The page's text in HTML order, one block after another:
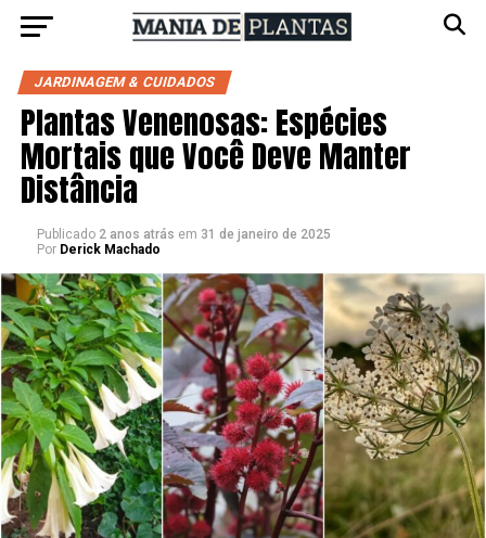
JARDINAGEM & CUIDADOS
Plantas Venenosas: Espécies
Mortais que Você Deve Manter
Distância
Publicado 2 anos atrás em 31 de janeiro de 2025
Por Derick Machado